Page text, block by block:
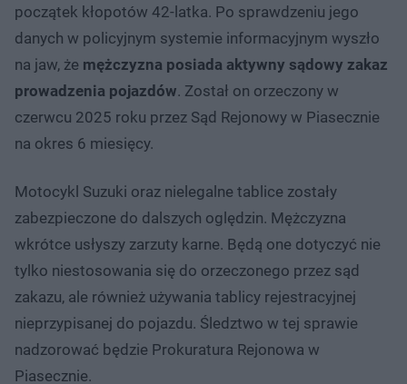
początek kłopotów 42-latka. Po sprawdzeniu jego
danych w policyjnym systemie informacyjnym wyszło
na jaw, że mężczyzna posiada aktywny sądowy zakaz
prowadzenia pojazdów. Został on orzeczony w
czerwcu 2025 roku przez Sąd Rejonowy w Piasecznie
na okres 6 miesięcy.
Motocykl Suzuki oraz nielegalne tablice zostały
zabezpieczone do dalszych oględzin. Mężczyzna
wkrótce usłyszy zarzuty karne. Będą one dotyczyć nie
tylko niestosowania się do orzeczonego przez sąd
zakazu, ale również używania tablicy rejestracyjnej
nieprzypisanej do pojazdu. Śledztwo w tej sprawie
nadzorować będzie Prokuratura Rejonowa w
Piasecznie.